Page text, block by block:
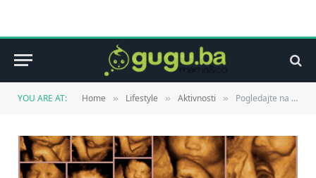
YOU ARE AT: Home » Lifestyle » Aktivnosti » Pogledajte na koga liči Vaša beba